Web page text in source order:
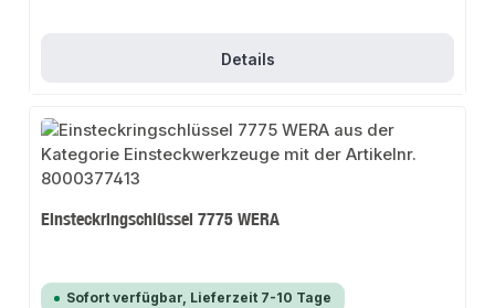
Details
Einsteckringschlüssel 7775 WERA
Sofort verfügbar, Lieferzeit 7-10 Tage